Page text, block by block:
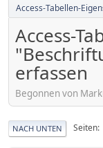
Access-Tabellen-
Access-
erfassen
Begonnen von
NACH UNTEN Seiten